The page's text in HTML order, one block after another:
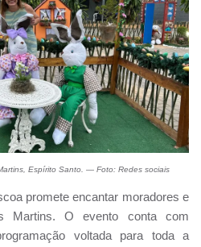
Espírito Santo. — Foto: Redes sociais
promete encantar moradores e
Martins. O evento conta com
voltada para toda a